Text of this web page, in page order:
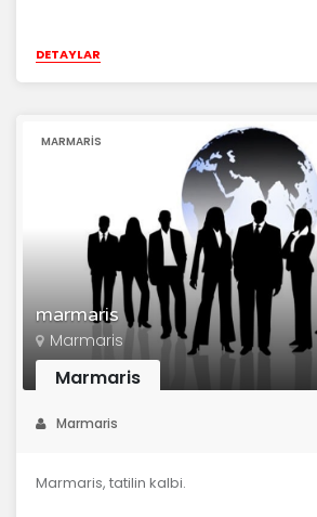
DETAYLAR
marmaris
MARMARIS
Marmaris
Marmaris
Marmaris
Marmaris, tatilin kalbi.